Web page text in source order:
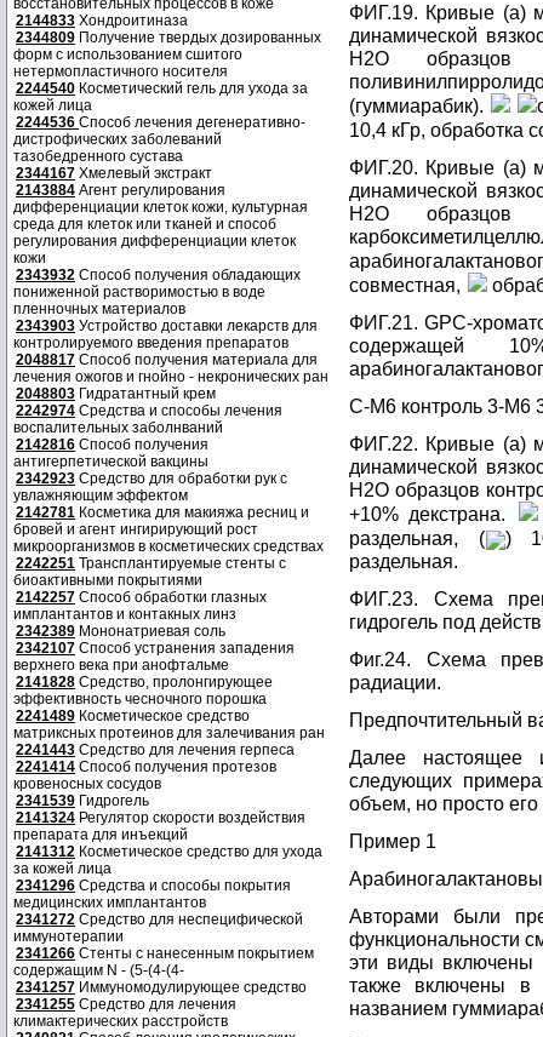
восстановительных процессов в коже
2144833 Хондроитиназа
2344809 Получение твердых дозированных
форм с использованием сшитого
нетермопластичного носителя
2244540 Косметический гель для ухода за
кожей лица
2244536 Способ лечения дегенеративно-
дистрофических заболеваний
тазобедренного сустава
2344167 Хмелевый экстракт
2143884 Агент регулирования
дифференциации клеток кожи, культурная
среда для клеток или тканей и способ
регулирования дифференциации клеток
кожи
2343932 Способ получения обладающих
пониженной растворимостью в воде
пленночных материалов
2343903 Устройство доставки лекарств для
контролируемого введения препаратов
2048817 Способ получения материала для
лечения ожогов и гнойно - некронических ран
2048803 Гидратантный крем
2242974 Средства и способы лечения
воспалительных заболнваний
2142816 Способ получения
антигерпетической вакцины
2342923 Средство для обработки рук с
увлажняющим эффектом
2142781 Косметика для макияжа ресниц и
бровей и агент ингирирующий рост
микроорганизмов в косметических средствах
2242251 Трансплантируемые стенты с
биоактивными покрытиями
2142257 Способ обработки глазных
имплантантов и контакных линз
2342389 Мононатриевая соль
2342107 Способ устранения западения
верхнего века при анофтальме
2141828 Средство, пролонгирующее
эффективность чесночного порошка
2241489 Косметическое средство
матриксных протеинов для залечивания ран
2241443 Средство для лечения герпеса
2241414 Способ получения протезов
кровеносных сосудов
2341539 Гидрогель
2141324 Регулятор скорости воздействия
препарата для инъекций
2141312 Косметическое средство для ухода
за кожей лица
2341296 Средства и способы покрытия
медицинских имплантантов
2341272 Средство для неспецифической
иммунотерапии
2341266 Стенты с нанесенным покрытием
содержащим N - (5-(4-(4-
2341257 Иммуномодулирующее средство
2341255 Средство для лечения
климактерических расстройств
ФИГ.19. Кривые (а)
динамической
Н2О образцов
(гуммиарабик).
10,4 кГр, обработка
ФИГ.20. Кривые (а)
динамической
Н2О образцов
совместная,
ФИГ.21. GPC-
содержащей
С-М6 контроль 3-М6
ФИГ.22. Кривые (а)
динамической
Н2О образцов
+10% декстрана.
раздельная, (
)
раздельная.
ФИГ.23. Схема
гидрогель под
Фиг.24. Схема
радиации.
Предпочтительный
Далее настоящее
следующих
объем, но просто
Пример 1
Авторами были
функциональности
эти виды включены
также включены в
названием